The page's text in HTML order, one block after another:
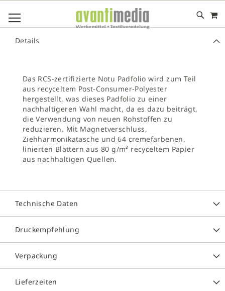
DIREKT
ZUM
# DRÜCKEN SIE DIE EINGABETASTE, UM DIE SUCHE ZU
Details
Das RCS-zertifizierte Notu Padfolio wird zum Teil
aus recyceltem Post-Consumer-Polyester
hergestellt, was dieses Padfolio zu einer
nachhaltigeren Wahl macht, da es dazu beiträgt,
die Verwendung von neuen Rohstoffen zu
reduzieren. Mit Magnetverschluss,
Ziehharmonikatasche und 64 cremefarbenen,
linierten Blättern aus 80 g/m² recyceltem Papier
aus nachhaltigen Quellen.
Technische Daten
Druckempfehlung
Verpackung
Lieferzeiten